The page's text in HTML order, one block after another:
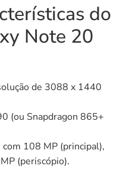
do
Note 20
de 3088 x 1440
(ou Snapdragon 865+
com 108 MP (principal),
(periscópio).